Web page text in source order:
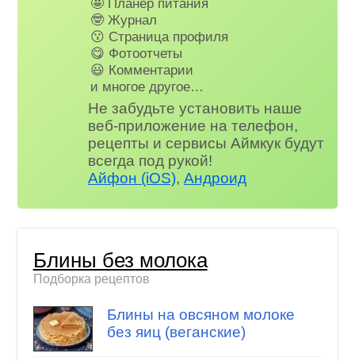
🤓 Журнал
😗 Страница профиля
😋 Фотоотчеты
😃 Комментарии
и многое другое…
Не забудьте установить наше
веб-приложение на телефон,
рецепты и сервисы Аймкук будут
всегда под рукой!
Айфон (iOS),Андроид
Блины без молока
Подборка рецептов
Блины на овсяном молоке
без яиц (веганские)